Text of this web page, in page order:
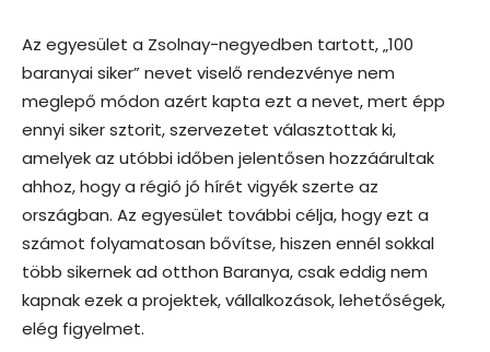
Az egyesület a Zsolnay-negyedben tartott, „100
baranyai siker” nevet viselő rendezvénye nem
meglepő módon azért kapta ezt a nevet, mert épp
ennyi siker sztorit, szervezetet választottak ki,
amelyek az utóbbi időben jelentősen hozzáárultak
ahhoz, hogy a régió jó hírét vigyék szerte az
országban. Az egyesület további célja, hogy ezt a
számot folyamatosan bővítse, hiszen ennél sokkal
több sikernek ad otthon Baranya, csak eddig nem
kapnak ezek a projektek, vállalkozások, lehetőségek,
elég figyelmet.